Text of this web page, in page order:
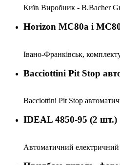
Київ Виробник - B.Bacher
Horizon MC80a i
Івано-Франківськ,
Bacciottini Pit Stop
Bacciottini Pit Stop
IDEAL 4850-95 (2 шт.)
Автоматичний електричний